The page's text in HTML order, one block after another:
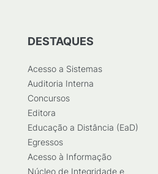
DESTAQUES
Acesso a Sistemas
Auditoria Interna
Concursos
Editora
Educação a Distância (EaD)
Egressos
Acesso à Informação
Núcleo de Integridade e